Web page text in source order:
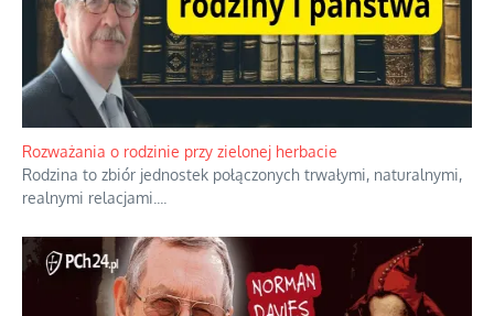
Bezobsługowe muzeum objawień w Alpach
Boże, nikt tego nie pilnuje, nic kompletnie....